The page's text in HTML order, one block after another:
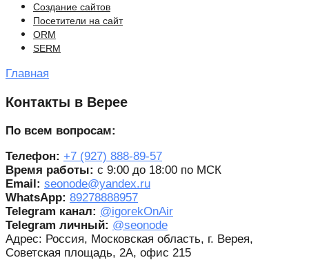
Создание сайтов
Посетители на сайт
ORM
SERM
Главная
Контакты в Верее
По всем вопросам:
Телефон: +7 (927) 888-89-57
Время работы: с 9:00 до 18:00 по МСК
Email: seonode@yandex.ru
WhatsApp: 89278888957
Telegram канал: @igorekOnAir
Telegram личный: @seonode
Адрес: Россия, Московская область, г. Верея,
Советская площадь, 2А, офис 215